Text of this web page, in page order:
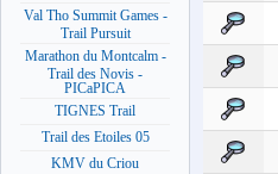
Val Tho Summit Games -
Trail Pursuit
Marathon du Montcalm -
Trail des Novis -
PICaPICA
TIGNES Trail
Trail des Etoiles 05
KMV du Criou